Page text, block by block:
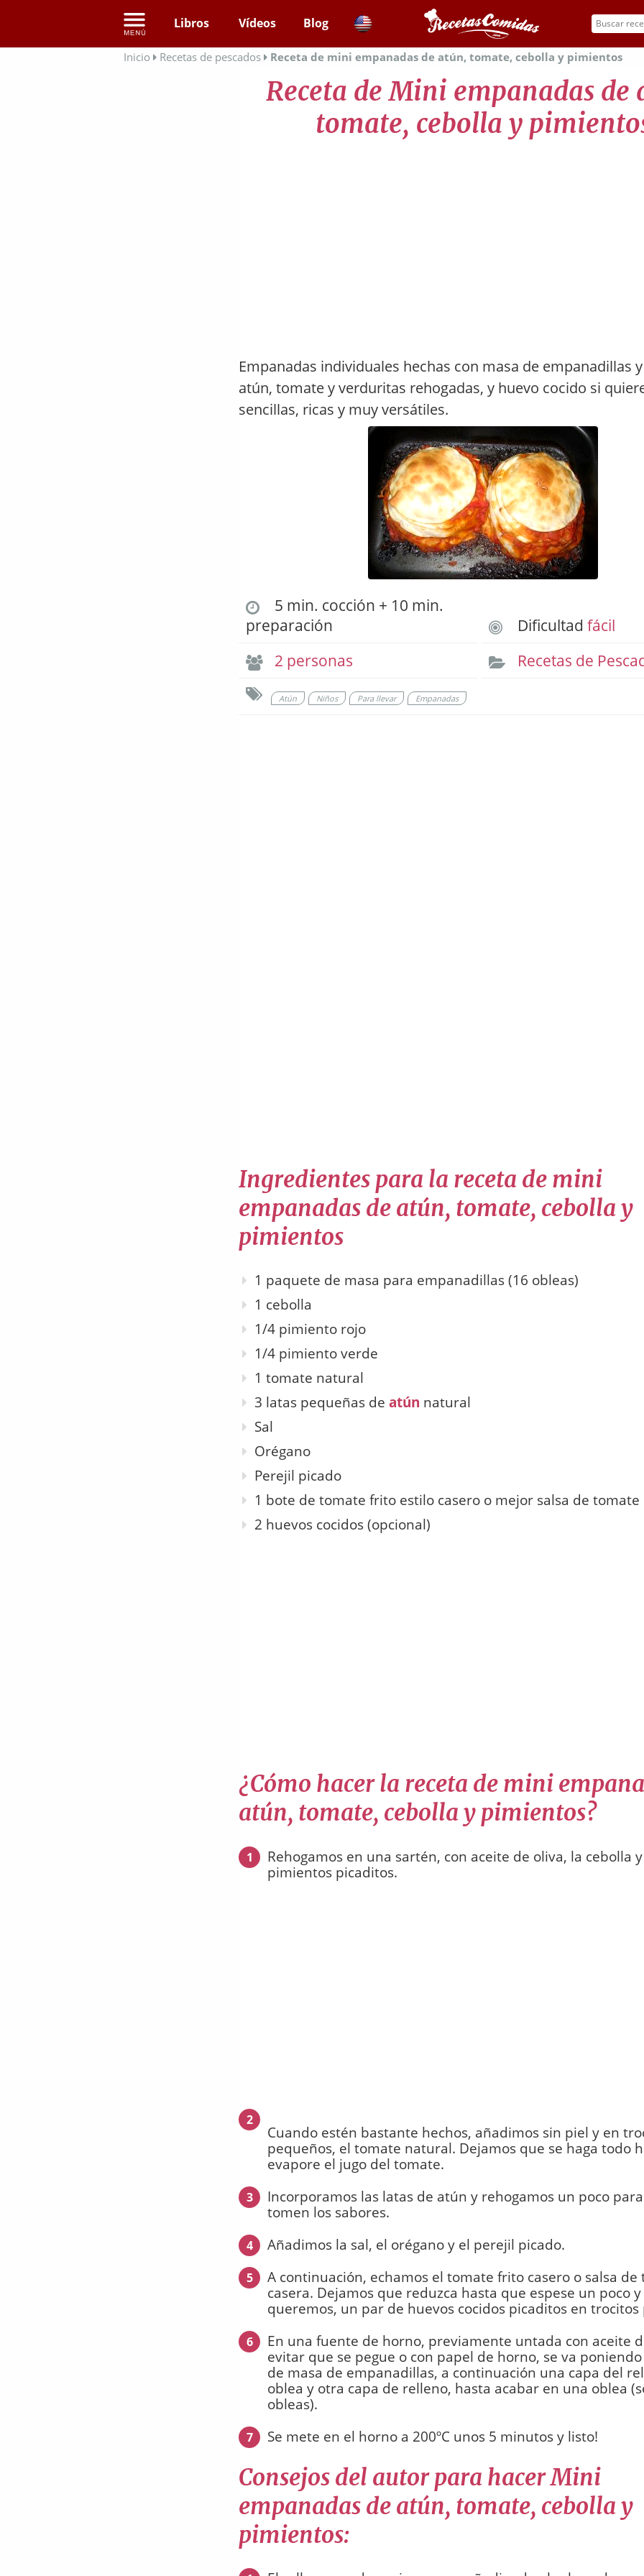
Libros Vídeos Blog
Inicio Recetas de pescados Receta de mini empanadas de atún, tomate, cebolla y pimientos
Receta de Mini empanadas de
tomate, cebolla y
Empanadas individuales hechas con masa de empanadillas
atún, tomate y verduritas rehogadas, y huevo cocido si
sencillas, ricas y muy versátiles.
5 min. cocción + 10 min.
preparación
Dificultadfácil
2 personas
Recetas de
Atún Niños Para llevar Empanadas
Ingredientes para la receta de mini
empanadas de atún, tomate, cebolla y
pimientos
1 paquete de masa para empanadillas (16 obleas)
1 cebolla
1/4 pimiento rojo
1/4 pimiento verde
1 tomate natural
3 latas pequeñas de atún natural
Sal
Orégano
Perejil picado
1 bote de tomate frito estilo casero o mejor salsa de tomate
2 huevos cocidos (opcional)
¿Cómo hacer la receta de mini
atún, tomate, cebolla y pimientos?
1
Rehogamos en una sartén, con aceite de oliva, la cebolla
pimientos picaditos.
2
Cuando estén bastante hechos, añadimos sin piel y en
pequeños, el tomate natural. Dejamos que se haga todo
evapore el jugo del tomate.
3
Incorporamos las latas de atún y rehogamos un poco
tomen los sabores.
4 Añadimos la sal, el orégano y el perejil picado.
5
A continuación, echamos el tomate frito casero o salsa de
casera. Dejamos que reduzca hasta que espese un poco
queremos, un par de huevos cocidos picaditos en trocitos
6
En una fuente de horno, previamente untada con aceite
evitar que se pegue o con papel de horno, se va
de masa de empanadillas, a continuación una capa del
oblea y otra capa de relleno, hasta acabar en una oblea
obleas).
7 Se mete en el horno a 200ºC unos 5 minutos y listo!
Consejos del autor para hacer Mini
empanadas de atún, tomate, cebolla y
pimientos: